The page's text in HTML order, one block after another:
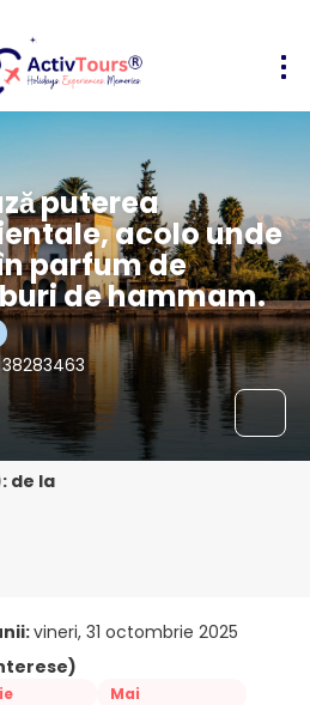
puterea
acolo unde
parfum de
de hammam.
38283463
de la
vineri, 31 octombrie 2025
Mai